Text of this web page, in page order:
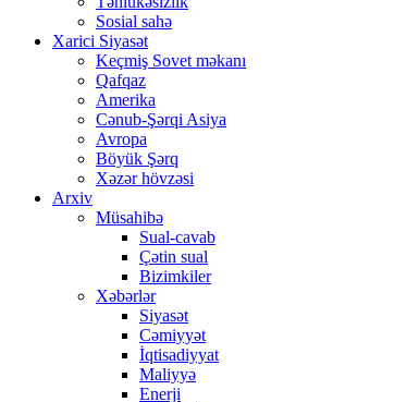
Sosial sahə
Xarici Siyasət
Keçmiş Sovet məkanı
Qafqaz
Amerika
Cənub-Şərqi Asiya
Avropa
Böyük Şərq
Xəzər hövzəsi
Arxiv
Müsahibə
Sual-cavab
Çətin sual
Bizimkiler
Xəbərlər
Siyasət
Cəmiyyət
İqtisadiyyat
Maliyyə
Enerji